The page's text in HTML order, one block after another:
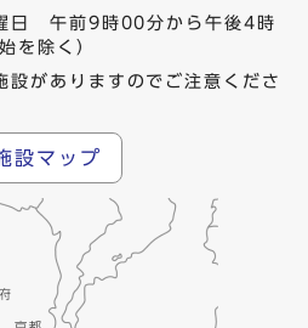
日 午前9時00分から午後4時
を除く）
設がありますのでご注意くださ
設マップ